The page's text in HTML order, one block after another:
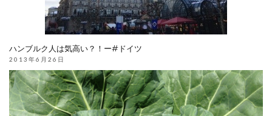
ハンブルク人は気高い？！ー#ドイツ
2013年6月26日